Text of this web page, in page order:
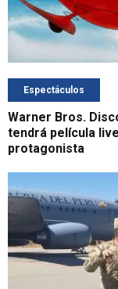
Espectáculos
Warner Bros.
tendrá película
protagonista